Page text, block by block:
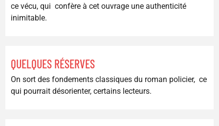
ce vécu, qui confère à cet ouvrage une authenticité
inimitable.
QUELQUES RÉSERVES
On sort des fondements classiques du roman policier, ce
qui pourrait désorienter, certains lecteurs.